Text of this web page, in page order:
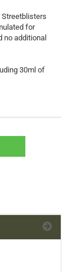
for
no additional
30ml of